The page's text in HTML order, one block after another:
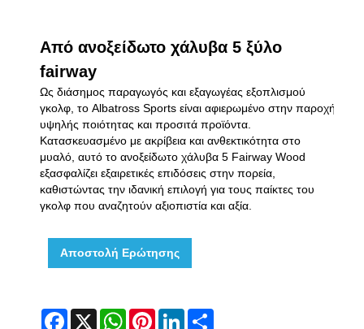
Από ανοξείδωτο χάλυβα 5 ξύλο
fairway
Ως διάσημος παραγωγός και εξαγωγέας εξοπλισμού
γκολφ, το Albatross Sports είναι αφιερωμένο στην παροχή
υψηλής ποιότητας και προσιτά προϊόντα.
Κατασκευασμένο με ακρίβεια και ανθεκτικότητα στο
μυαλό, αυτό το ανοξείδωτο χάλυβα 5 Fairway Wood
εξασφαλίζει εξαιρετικές επιδόσεις στην πορεία,
καθιστώντας την ιδανική επιλογή για τους παίκτες του
γκολφ που αναζητούν αξιοπιστία και αξία.
Αποστολή Ερώτησης
Facebook
X WhatsApp
Pinterest
LinkedIn